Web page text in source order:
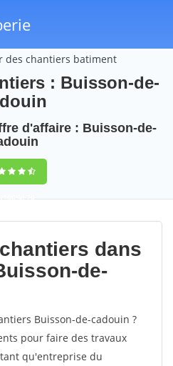
des chantiers batiment
: Buisson-de-
d'affaire : Buisson-de-
70
votes
dans
de-
Buisson-de-cadouin ?
pour faire des travaux
qu'entreprise du